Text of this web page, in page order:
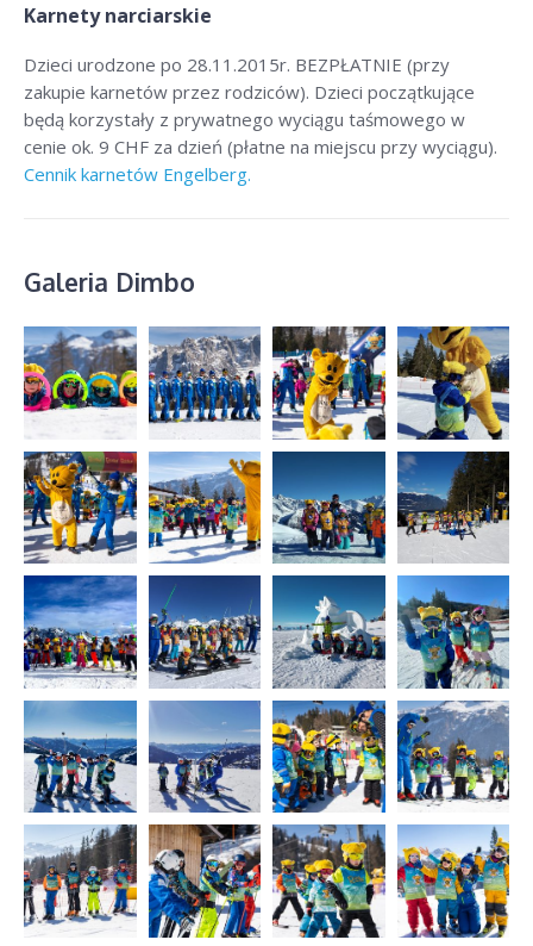
Karnety narciarskie
Dzieci urodzone po 28.11.2015r. BEZPŁATNIE (przy
zakupie karnetów przez rodziców). Dzieci początkujące
będą korzystały z prywatnego wyciągu taśmowego w
cenie ok. 9 CHF za dzień (płatne na miejscu przy wyciągu).
Cennik karnetów Engelberg.
Galeria Dimbo